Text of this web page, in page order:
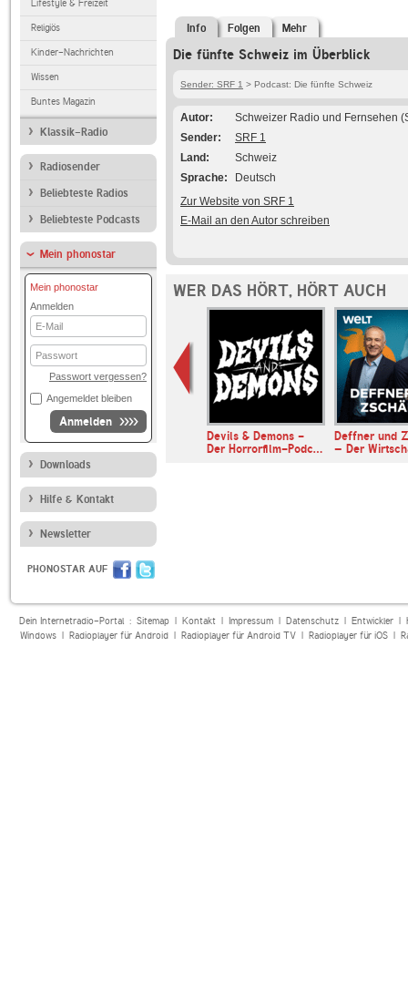
Lifestyle & Freizeit
Religiös
Kinder-Nachrichten
Wissen
Buntes Magazin
Klassik-Radio
Radiosender
Beliebteste Radios
Beliebteste Podcasts
Mein phonostar
Mein phonostar
Anmelden
E-
Mail
Passwort
Passwort vergessen?
Angemeldet bleiben
Anmelden
Downloads
Hilfe & Kontakt
Newsletter
PHONOSTAR AUF
Info Folgen Mehr
Die fünfte Schweiz im Überblick
Sender: SRF 1 > Podcast: Die fünfte Schweiz
Autor
Schweizer Radio und Fernsehen
Sender
SRF 1
Land
Schweiz
Sprache
Deutsch
Zur Website von SRF 1
E-Mail an den Autor schreiben
WER DAS HÖRT, HÖRT AUCH
Devils & Demons -
Der Horrorfilm-Podc…
Deffner und
– Der
Dein Internetradio-Portal : Sitemap| Kontakt| Impressum| Datenschutz| Entwickler|
Windows| Radioplayer für Android| Radioplayer für Android TV| Radioplayer für iOS|